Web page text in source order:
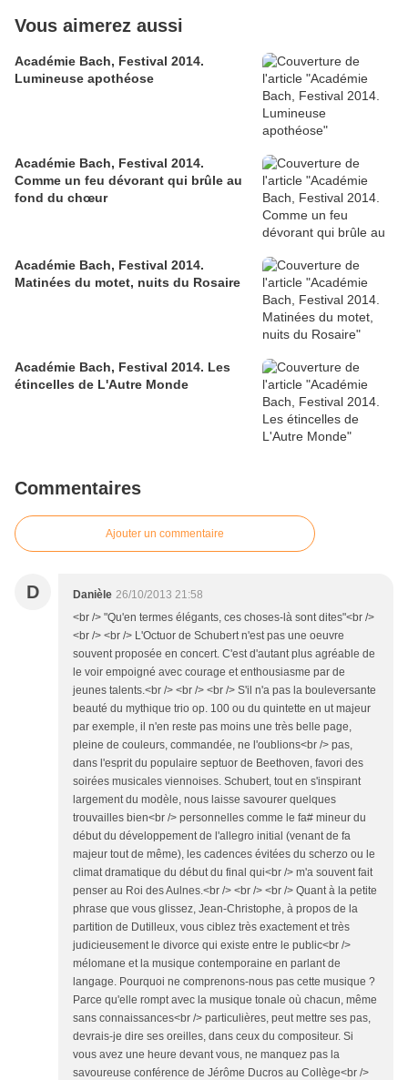
Vous aimerez aussi
Académie Bach, Festival 2014.
Lumineuse apothéose
Académie Bach, Festival 2014.
Comme un feu dévorant qui brûle au
fond du chœur
Académie Bach, Festival 2014.
Matinées du motet, nuits du Rosaire
Académie Bach, Festival 2014. Les
étincelles de L'Autre Monde
Commentaires
Ajouter un commentaire
D Danièle 26/10/2013 21:58
<br /> "Qu'en termes élégants, ces choses-là sont dites"<br />
<br /> <br /> L'Octuor de Schubert n'est pas une oeuvre
souvent proposée en concert. C'est d'autant plus agréable de
le voir empoigné avec courage et enthousiasme par de
jeunes talents.<br /> <br /> <br /> S'il n'a pas la bouleversante
beauté du mythique trio op. 100 ou du quintette en ut majeur
par exemple, il n'en reste pas moins une très belle page,
pleine de couleurs, commandée, ne l'oublions<br /> pas,
dans l'esprit du populaire septuor de Beethoven, favori des
soirées musicales viennoises. Schubert, tout en s'inspirant
largement du modèle, nous laisse savourer quelques
trouvailles bien<br /> personnelles comme le fa# mineur du
début du développement de l'allegro initial (venant de fa
majeur tout de même), les cadences évitées du scherzo ou le
climat dramatique du début du final qui<br /> m'a souvent fait
penser au Roi des Aulnes.<br /> <br /> <br /> Quant à la petite
phrase que vous glissez, Jean-Christophe, à propos de la
partition de Dutilleux, vous ciblez très exactement et très
judicieusement le divorce qui existe entre le public<br />
mélomane et la musique contemporaine en parlant de
langage. Pourquoi ne comprenons-nous pas cette musique ?
Parce qu'elle rompt avec la musique tonale où chacun, même
sans connaissances<br /> particulières, peut mettre ses pas,
devrais-je dire ses oreilles, dans ceux du compositeur. Si
vous avez une heure devant vous, ne manquez pas la
savoureuse conférence de Jérôme Ducros au Collège<br />